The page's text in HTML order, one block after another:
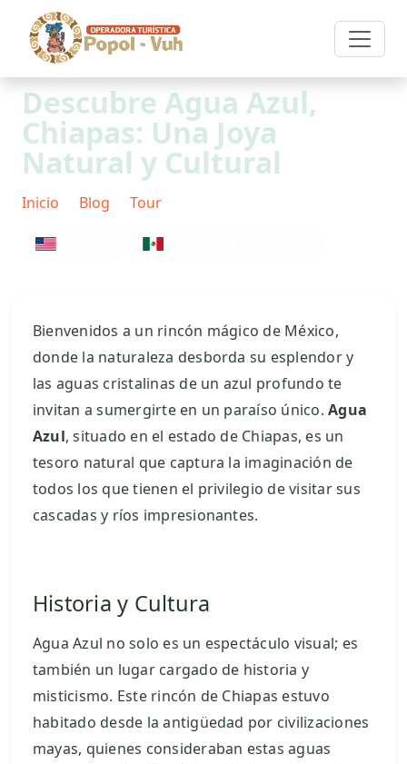
Descubre Agua Azul,
Chiapas: Una Joya
Natural y Cultural
Inicio Blog Tour
ENGLISH
Bienvenidos a un rincón mágico de México,
donde la naturaleza desborda su esplendor y
las aguas cristalinas de un azul profundo te
invitan a sumergirte en un paraíso único.Agua
Azul, situado en el estado de Chiapas, es un
tesoro natural que captura la imaginación de
todos los que tienen el privilegio de visitar sus
cascadas y ríos impresionantes.
Historia y Cultura
Agua Azul no solo es un espectáculo visual; es
también un lugar cargado de historia y
misticismo. Este rincón de Chiapas estuvo
habitado desde la antigüedad por civilizaciones
mayas, quienes consideraban estas aguas